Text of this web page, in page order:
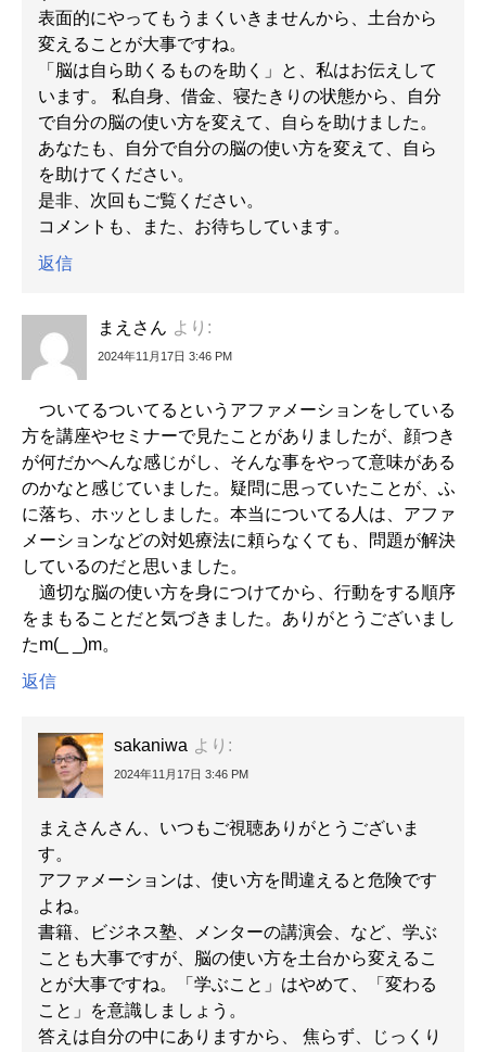
表面的にやってもうまくいきませんから、土台から
変えることが大事ですね。
「脳は自ら助くるものを助く」と、私はお伝えして
います。 私自身、借金、寝たきりの状態から、自分
で自分の脳の使い方を変えて、自らを助けました。
あなたも、自分で自分の脳の使い方を変えて、自ら
を助けてください。
是非、次回もご覧ください。
コメントも、また、お待ちしています。
返信
まえさん より:
2024年11月17日 3:46 PM
ついてるついてるというアファメーションをしている
方を講座やセミナーで見たことがありましたが、顔つき
が何だかへんな感じがし、そんな事をやって意味がある
のかなと感じていました。疑問に思っていたことが、ふ
に落ち、ホッとしました。本当についてる人は、アファ
メーションなどの対処療法に頼らなくても、問題が解決
しているのだと思いました。
適切な脳の使い方を身につけてから、行動をする順序
をまもることだと気づきました。ありがとうございまし
たm(_ _)m。
返信
sakaniwa より:
2024年11月17日 3:46 PM
まえさんさん、いつもご視聴ありがとうございま
す。
アファメーションは、使い方を間違えると危険です
よね。
書籍、ビジネス塾、メンターの講演会、など、学ぶ
ことも大事ですが、脳の使い方を土台から変えるこ
とが大事ですね。「学ぶこと」はやめて、「変わる
こと」を意識しましょう。
答えは自分の中にありますから、 焦らず、じっくり